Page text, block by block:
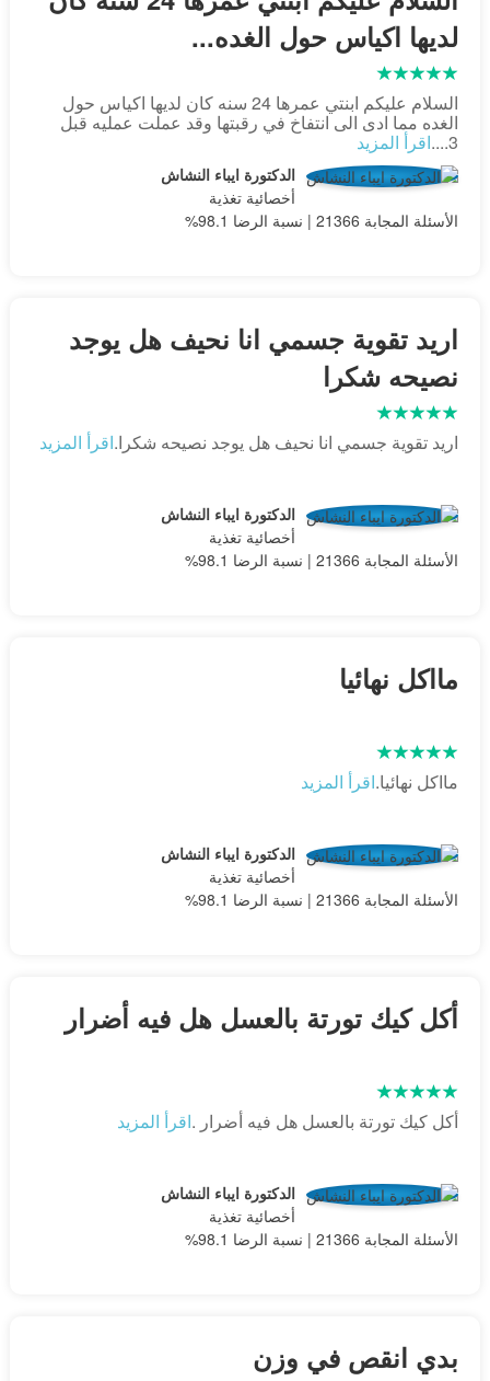
لديها اكياس حول الغده...
السلام عليكم ابنتي عمرها 24 سنه كان لديها اكياس حول
الغده مما ادى الى انتفاخ في رقبتها وقد عملت عمليه قبل
3.... اقرأ المزيد
الدكتورة ايباء النشاش
أخصائية تغذية
الأسئلة المجابة 21366 | نسبة الرضا 98.1%
اريد تقوية جسمي انا نحيف هل يوجد
نصيحه شكرا
اريد تقوية جسمي انا نحيف هل يوجد نصيحه شكرا.اقرأ المزيد
الدكتورة ايباء النشاش
أخصائية تغذية
الأسئلة المجابة 21366 | نسبة الرضا 98.1%
مااكل نهائيا
مااكل نهائيا.اقرأ المزيد
الدكتورة ايباء النشاش
أخصائية تغذية
الأسئلة المجابة 21366 | نسبة الرضا 98.1%
أكل كيك تورتة بالعسل هل فيه أضرار
أكل كيك تورتة بالعسل هل فيه أضرار .اقرأ المزيد
الدكتورة ايباء النشاش
أخصائية تغذية
الأسئلة المجابة 21366 | نسبة الرضا 98.1%
بدي انقص في وزن